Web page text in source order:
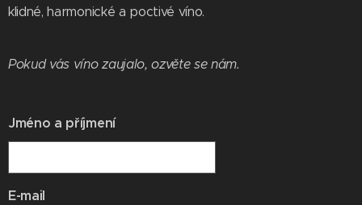
klidné, harmonické a poctivé víno.
Pokud vás víno zaujalo, ozvěte se nám.
Jméno a příjmení
E-mail